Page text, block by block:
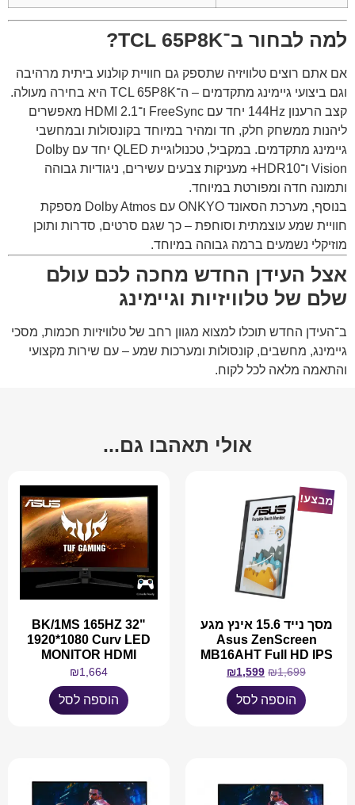
למה לבחור ב־TCL 65P8K?
אם אתם רוצים טלוויזיה שתספק גם חוויית קולנוע ביתית מרהיבה
וגם ביצועי גיימינג מתקדמים – ה־TCL 65P8K היא בחירה מעולה.
קצב הרענון 144Hz יחד עם FreeSync ו־HDMI 2.1 מאפשרים
ליהנות ממשחק חלק, חד ומהיר במיוחד בקונסולות ובמחשבי
גיימינג מתקדמים. במקביל, טכנולוגיית QLED יחד עם Dolby
Vision ו־HDR10+ מעניקות צבעים עשירים, ניגודיות גבוהה
ותמונה חדה ומפורטת במיוחד.
בנוסף, מערכת הסאונד ONKYO עם Dolby Atmos מספקת
חוויית שמע עוצמתית וסוחפת – כך שגם סרטים, סדרות ותוכן
מוזיקלי נשמעים ברמה גבוהה במיוחד.
אצל העידן החדש מחכה לכם עולם
שלם של טלוויזיות וגיימינג
ב־העידן החדש תוכלו למצוא מגוון רחב של טלוויזיות חכמות, מסכי
גיימינג, מחשבים, קונסולות ומערכות שמע – עם שירות מקצועי
והתאמה מלאה לכל לקוח.
אולי תאהבו גם...
מבצע!
מסך נייד 15.6 אינץ מגע
Asus ZenScreen
MB16AHT Full HD IPS
₪1,699
₪1,599
הוספה לסל
BK/1MS 165HZ 32"
1920*1080 Curv LED
MONITOR HDMI
₪1,664
הוספה לסל